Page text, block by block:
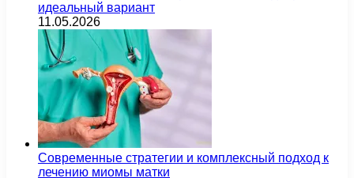
идеальный вариант
11.05.2026
Современные стратегии и комплексный подход к
лечению миомы матки